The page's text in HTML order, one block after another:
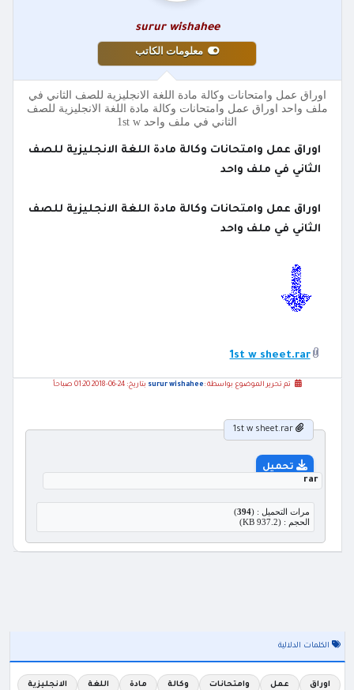
surur wishahee
معلومات الكاتب
اوراق عمل وامتحانات وكالة مادة اللغة الانجليزية للصف الثاني في
ملف واحد اوراق عمل وامتحانات وكالة مادة اللغة الانجليزية للصف
الثاني في ملف واحد 1st w
اوراق عمل وامتحانات وكالة مادة اللغة الانجليزية للصف
الثاني في ملف واحد
اوراق عمل وامتحانات وكالة مادة اللغة الانجليزية للصف
الثاني في ملف واحد
1st w sheet.rar
تم تحرير الموضوع بواسطة : surur wishahee بتاريخ: 24-06-2018 01:20 صباحاً
1st w sheet.rar
تحميل
rar
مرات التحميل : (394
)
الحجم : (937.2 KB)
الكلمات الدلالية
اوراق عمل وامتحانات وكالة مادة اللغة الانجليزية